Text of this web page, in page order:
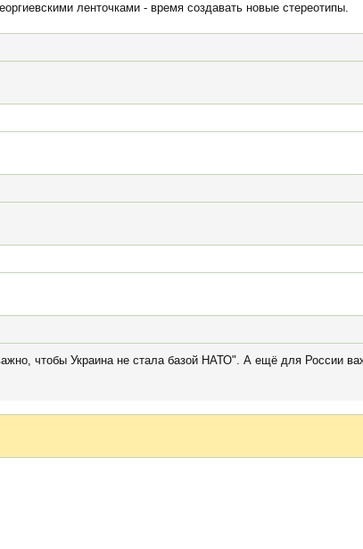
ленточками - время создавать новые стереотипы.
чтобы Украина не стала базой НАТО". А ещё для России